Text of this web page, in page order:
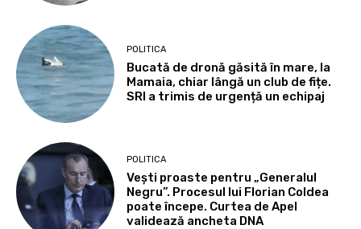
POLITICA
Bucată de dronă găsită în mare, la
Mamaia, chiar lângă un club de fițe.
SRI a trimis de urgență un echipaj
POLITICA
Vești proaste pentru „Generalul
Negru”. Procesul lui Florian Coldea
poate începe. Curtea de Apel
validează ancheta DNA